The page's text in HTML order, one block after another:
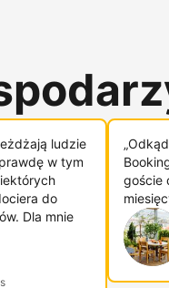
ludzie
w tym
do
Dla mnie
goście